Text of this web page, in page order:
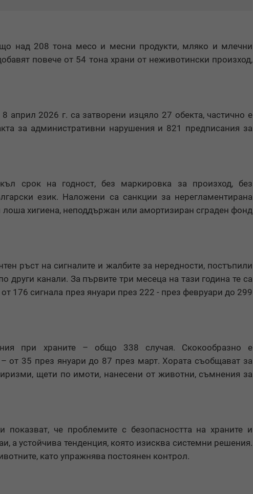
над 208 тона месо и месни продукти, мляко и млечни
повече от 54 тона храни от неживотински произход,
2026 г. са затворени изцяло 27 обекта, частично е
за административни нарушения и 821 предписания за
срок на годност, без маркировка за произход, без
език. Наложени са санкции за нерегламентирана
хигиена, неподдържан или амортизиран сградeн фонд
ръст на сигналите и жалбите за нередности, постъпили
канали. За първите три месеца на тази година те са
176 сигнала през януари през 222 - през февруари до 299
при храните – общо 338 случая. Скокообразно е
от 35 през януари до 87 през март. Хората съобщават за
щети по имоти, нанесени от животни, съмнения за
че проблемите с безопасността на храните и
а устойчива тенденция, която изисква системни решения.
като упражнява постоянен контрол.